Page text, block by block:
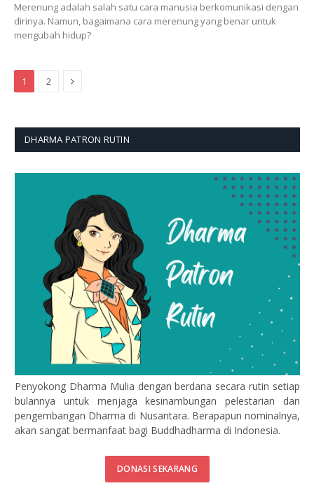
Merenung adalah salah satu cara manusia berkomunikasi dengan
dirinya. Namun, bagaimana cara merenung yang benar untuk
mengubah hidup?
1 2 Next
DHARMA PATRON RUTIN
Penyokong Dharma Mulia dengan berdana secara rutin setiap
bulannya untuk menjaga kesinambungan pelestarian dan
pengembangan Dharma di Nusantara. Berapapun nominalnya,
akan sangat bermanfaat bagi Buddhadharma di Indonesia.
DONASI SEKARANG